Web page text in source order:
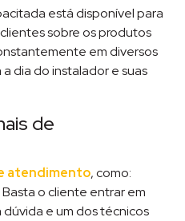
está disponível para
sobre os produtos
em diversos
dia do instalador e suas
de
atendimento, como:
Basta o cliente entrar em
e um dos técnicos